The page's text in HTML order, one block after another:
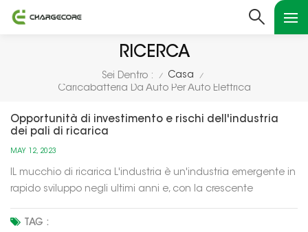
RICERCA
Sei Dentro : / Casa /
Caricabatteria Da Auto Per Auto Elettrica
Opportunità di investimento e rischi dell'industria
dei pali di ricarica
MAY 12, 2023
IL mucchio di ricarica L'industria è un'industria emergente in
rapido sviluppo negli ultimi anni e, con la crescente
considerata un "oceano blu" in futuro. Ecco alcune
TAG :